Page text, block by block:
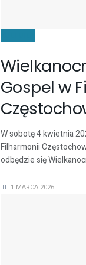
Gospel w
W sobotę 4 kwietnia
Filharmonii
odbędzie się
1 MARCA 2026